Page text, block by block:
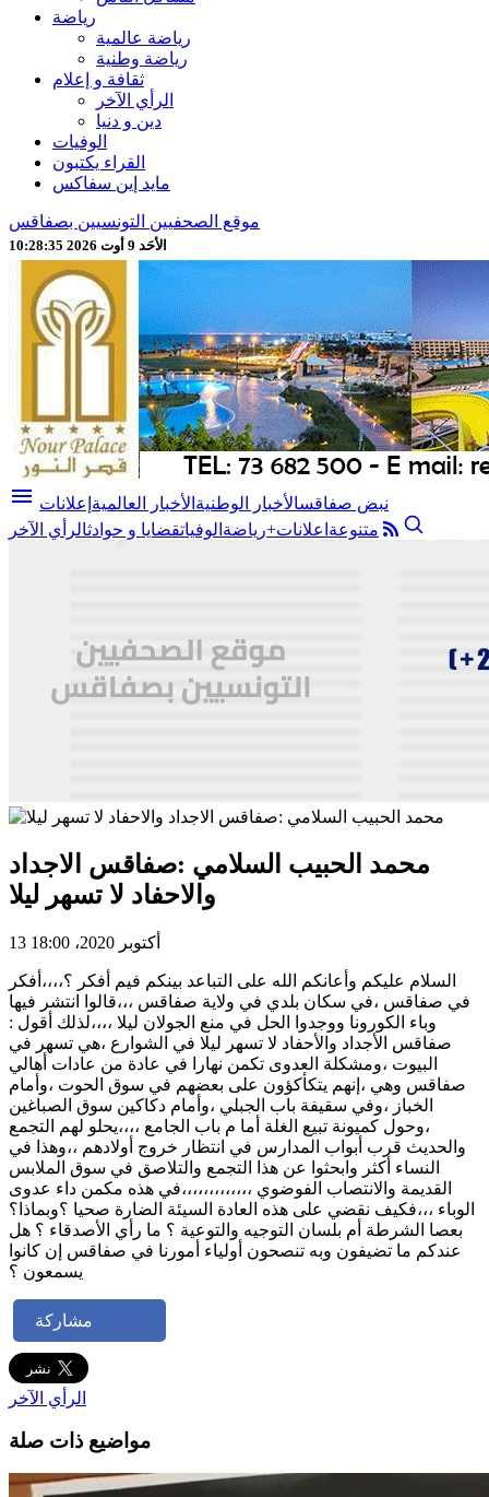
رياضة
رياضة عالمية
رياضة وطنية
ثقافة و إعلام
الرأي الآخر
دين و دنيا
الوفيات
القراء يكتبون
مايد إين سفاكس
موقع الصحفيين التونسيين بصفاقس
الأحَد 9 أوت 2026 10:28:37
menu نبض صفاقسالأخبار الوطنية الأخبار العالمية إعلانات
متنوعة اعلانات+رياضة الوفياتقضايا و حوادثالرأي الآخر
محمد الحبيب السلامي :صفاقس الاجداد
والاحفاد لا تسهر ليلا
13 أكتوبر 2020، 18:00
السلام عليكم وأعانكم الله على التباعد بينكم فيم أفكر ؟،،،،أفكر
في صفاقس ،في سكان بلدي في ولاية صفاقس ،،،قالوا انتشر فيها
وباء الكورونا ووجدوا الحل في منع الجولان ليلا ،،،،لذلك أقول :
صفاقس الأجداد والأحفاد لا تسهر ليلا في الشوارع ،هي تسهر في
البيوت ،ومشكلة العدوى تكمن نهارا في عادة من عادات أهالي
صفاقس وهي ،إنهم يتكأكؤون على بعضهم في سوق الحوت ،وأمام
الخباز ،وفي سقيفة باب الجبلي ،وأمام دكاكين سوق الصباغين
،وحول كميونة تبيع الغلة أما م باب الجامع ،،،،يحلو لهم التجمع
والحديث قرب أبواب المدارس في انتظار خروج أولادهم ،،وهذا في
النساء أكثر وابحثوا عن هذا التجمع والتلاصق في سوق الملابس
القديمة والانتصاب الفوضوي ،،،،،،،،،،،،،في هذه مكمن داء عدوى
الوباء ،،،فكيف نقضي على هذه العادة السيئة الضارة صحيا ؟وبماذا؟
بعصا الشرطة أم بلسان التوجيه والتوعية ؟ ما رأي الأصدقاء ؟ هل
عندكم ما تضيفون وبه تنصحون أولياء أمورنا في صفاقس إن كانوا
يسمعون ؟
مشاركة
الرأي الآخر
مواضيع ذات صلة